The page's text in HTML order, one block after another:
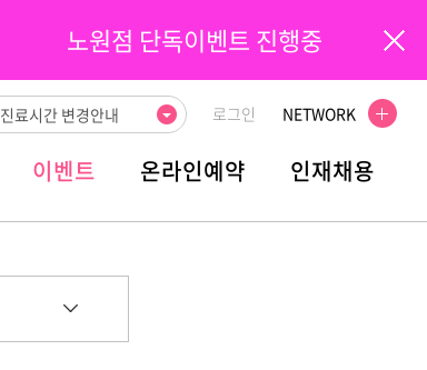
노원점 단독이벤트 진행중
진료시간 변경안내 로그인 NETWORK
이벤트 온라인예약 인재채용